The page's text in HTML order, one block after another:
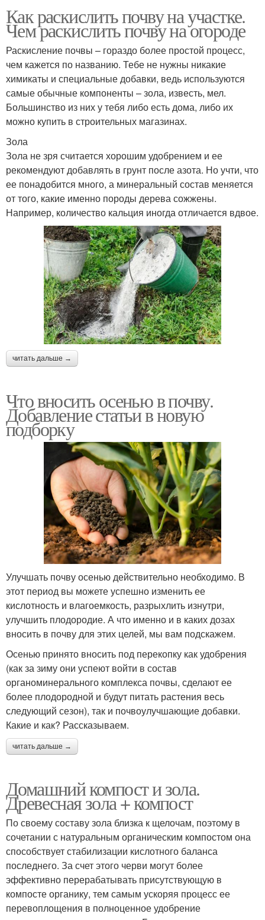
Как раскислить почву на участке.
Чем раскислить почву на огороде
Раскисление почвы – гораздо более простой процесс,
чем кажется по названию. Тебе не нужны никакие
химикаты и специальные добавки, ведь используются
самые обычные компоненты – зола, известь, мел.
Большинство из них у тебя либо есть дома, либо их
можно купить в строительных магазинах.
Зола
Зола не зря считается хорошим удобрением и ее
рекомендуют добавлять в грунт после азота. Но учти, что
ее понадобится много, а минеральный состав меняется
от того, какие именно породы дерева сожжены.
Например, количество кальция иногда отличается вдвое.
читать дальше →
Что вносить осенью в почву.
Добавление статьи в новую
подборку
Улучшать почву осенью действительно необходимо. В
этот период вы можете успешно изменить ее
кислотность и влагоемкость, разрыхлить изнутри,
улучшить плодородие. А что именно и в каких дозах
вносить в почву для этих целей, мы вам подскажем.
Осенью принято вносить под перекопку как удобрения
(как за зиму они успеют войти в состав
органоминерального комплекса почвы, сделают ее
более плодородной и будут питать растения весь
следующий сезон), так и почвоулучшающие добавки.
Какие и как? Рассказываем.
читать дальше →
Домашний компост и зола.
Древесная зола + компост
По своему составу зола близка к щелочам, поэтому в
сочетании с натуральным органическим компостом она
способствует стабилизации кислотного баланса
последнего. За счет этого черви могут более
эффективно перерабатывать присутствующую в
компосте органику, тем самым ускоряя процесс ее
перевоплощения в полноценное удобрение